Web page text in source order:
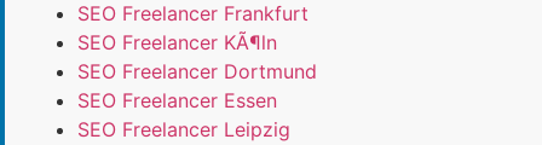
SEO Freelancer Frankfurt
SEO Freelancer KÃ¶ln
SEO Freelancer Dortmund
SEO Freelancer Essen
SEO Freelancer Leipzig